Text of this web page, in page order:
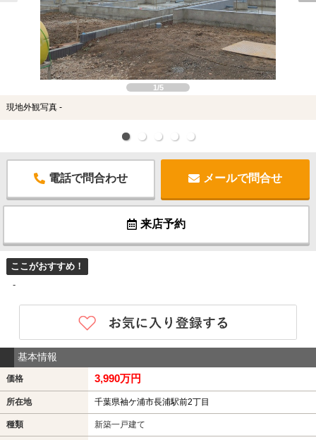
1/5
現地外観写真 -
電話で問合わせ メールで問合せ
来店予約
ここがおすすめ！
-
基本情報
価格 3,990万円
所在地 千葉県袖ケ浦市長浦駅前2丁目
種類 新築一戸建て